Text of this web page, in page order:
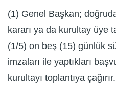
(1) Genel Başkan;
kararı ya da kurultay üye
(1/5) on beş (15) günlük
imzaları ile yaptıkları
kurultayı toplantıya çağırır.